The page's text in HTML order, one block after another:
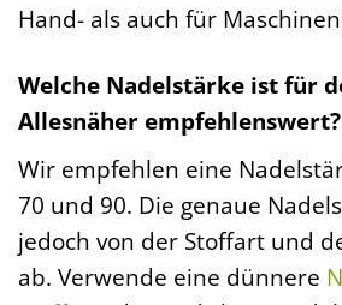
Hand- als auch für
Welche Nadelstärke ist für
Allesnäher empfehlenswert?
Wir empfehlen eine
70 und 90. Die genaue
jedoch von der Stoffart und
ab. Verwende eine dünnere